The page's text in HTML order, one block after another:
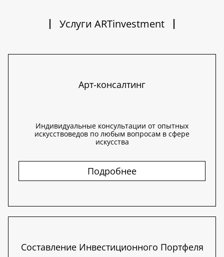
Услуги ARTinvestment
Арт-консалтинг
Индивидуальные консультации от опытных
искусствоведов по любым вопросам в сфере
искусства
Подробнее
Составление Инвестиционного Портфеля